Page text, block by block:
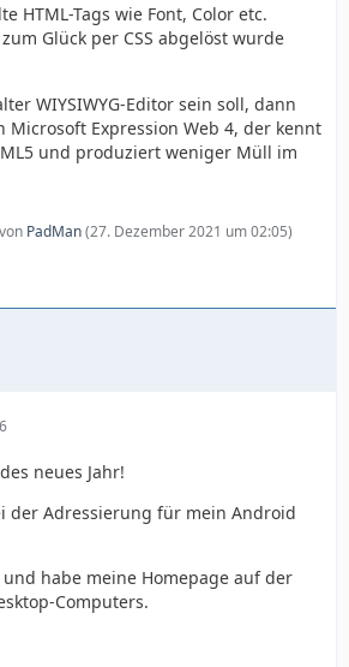
HTML-Tags wie Font, Color etc.
Glück per CSS abgelöst wurde
WIYSIWYG-Editor sein soll, dann
Microsoft Expression Web 4, der kennt
und produziert weniger Müll im
PadMan(27. Dezember 2021 um 02:05)
neues Jahr!
der Adressierung für mein Android
habe meine Homepage auf der
Computers.